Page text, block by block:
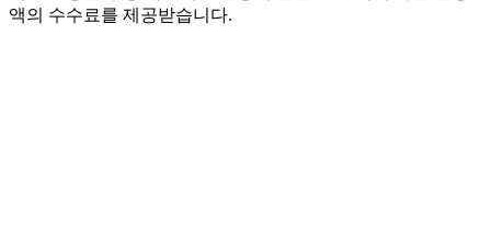
액의 수수료를 제공받습니다.